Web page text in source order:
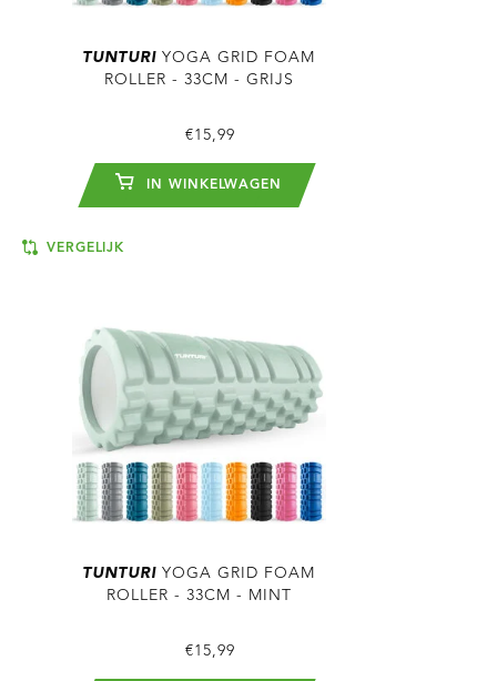
TUNTURI YOGA GRID FOAM
ROLLER - 33CM - GRIJS
€15,99
IN WINKELWAGEN
VERGELIJK
TUNTURI YOGA GRID FOAM
ROLLER - 33CM - MINT
€15,99